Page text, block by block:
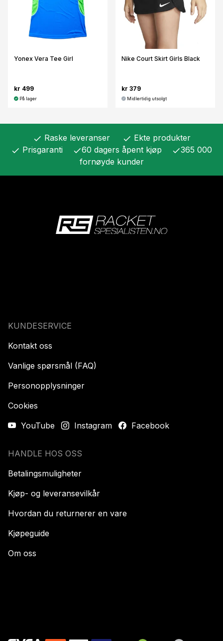
Yonex Vera Tee Girl
kr 499
På lager
Nike Court Skirt Girls Black
kr 379
Midlertidig utsolgt
check Raske leveranser check Ekte produkter
check Prisgaranti check60 dagers åpent kjøp check365 000
fornøyde kunder
KUNDESERVICE
Kontakt oss
Vanlige spørsmål (FAQ)
Personopplysninger
Cookies
YouTube
Instagram Facebook
HANDLE HOS OSS
Betalingsmuligheter
Kjøp- og leveransevilkår
Hvordan du returnerer en vare
Kjøpeguide
Om oss